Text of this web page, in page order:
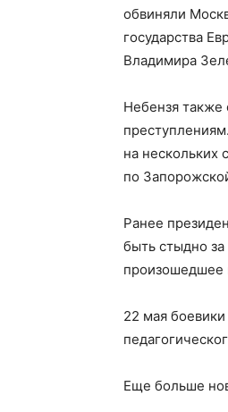
обвиняли
государства
Владимира
Небензя
на нескольких
по
Ранее
быть стыдно
22 мая
Еще больше